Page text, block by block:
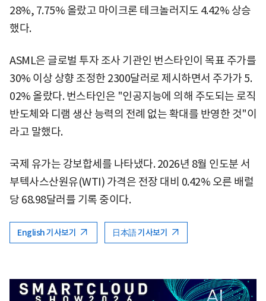
28%, 7.75% 올랐고 마이크론 테크놀러지도 4.42% 상승
했다.
ASML은 글로벌 투자 조사 기관인 번스타인이 목표 주가를
30% 이상 상향 조정한 2300달러로 제시하면서 주가가 5.
02% 올랐다. 번스타인은 "인공지능에 의해 주도되는 로직
반도체와 디램 생산 능력의 전례 없는 확대를 반영한 것"이
라고 말했다.
국제 유가는 강보합세를 나타냈다. 2026년 8월 인도분 서
부텍사스산원유(WTI) 가격은 전장 대비 0.42% 오른 배럴
당 68.98달러를 기록 중이다.
English 기사보기 日本語 기사보기